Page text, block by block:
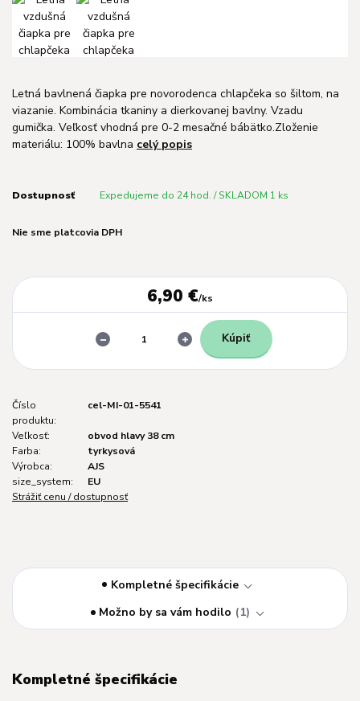
Letná bavlnená čiapka pre novorodenca chlapčeka so šiltom, na
viazanie. Kombinácia tkaniny a dierkovanej bavlny. Vzadu
gumička. Veľkosť vhodná pre 0-2 mesačné bábätko.Zloženie
materiálu: 100% bavlna celý popis
Dostupnosť Expedujeme do 24 hod. / SKLADOM 1 ks
Nie sme platcovia DPH
6,90 €/ks
Kúpiť
Číslo
produktu:
cel-MI-01-5541
Veľkosť:
obvod hlavy 38 cm
Farba:
tyrkysová
Výrobca:
AJS
size_system:
EU
Strážiť cenu / dostupnosť
Kompletné špecifikácie
Možno by sa vám hodilo
1
Kompletné špecifikácie